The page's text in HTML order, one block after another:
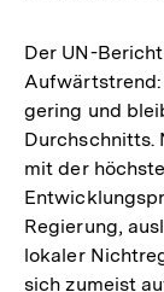
Der UN-
Aufwärtstrend:
gering und
Durchschnitts.
mit der
Regierung,
lokaler
sich zumeist